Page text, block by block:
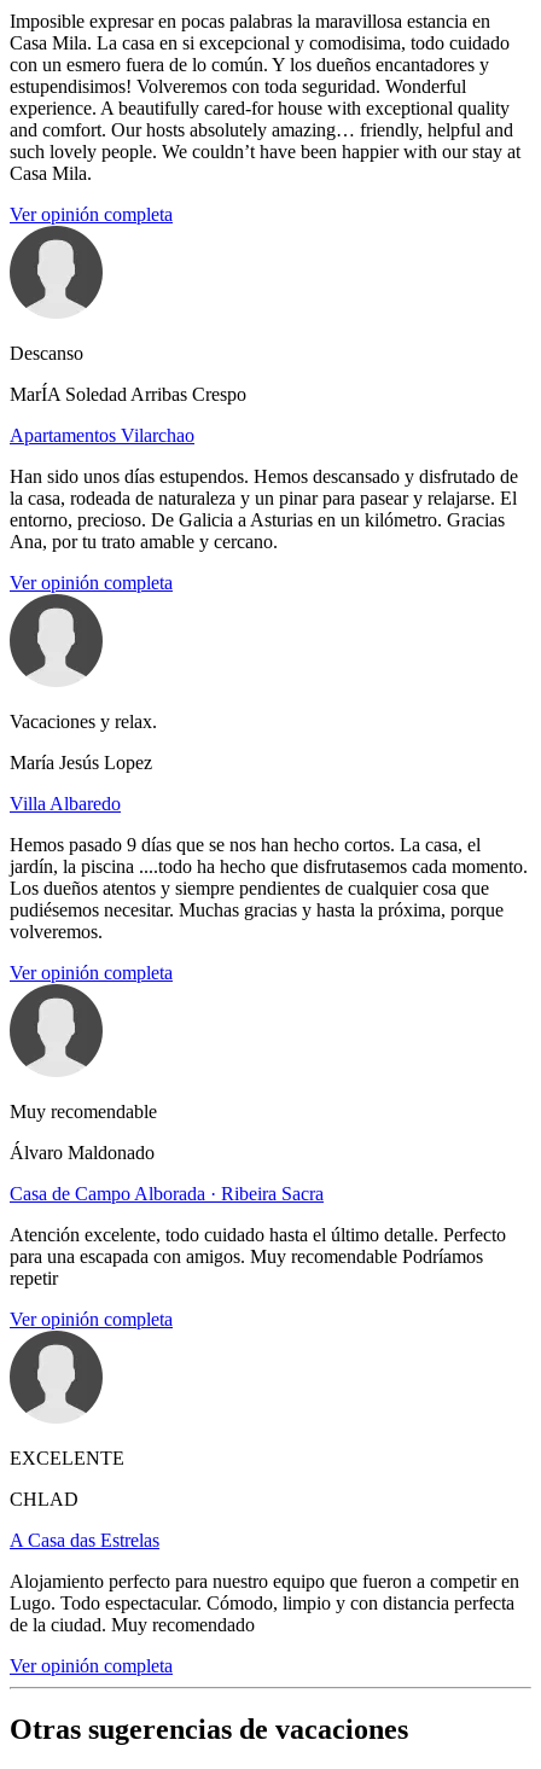
Imposible expresar en pocas palabras la maravillosa estancia en
Casa Mila. La casa en si excepcional y comodisima, todo cuidado
con un esmero fuera de lo común. Y los dueños encantadores y
estupendisimos! Volveremos con toda seguridad. Wonderful
experience. A beautifully cared-for house with exceptional quality
and comfort. Our hosts absolutely amazing… friendly, helpful and
such lovely people. We couldn’t have been happier with our stay at
Casa Mila.
Ver opinión completa
Descanso
MarÍA Soledad Arribas Crespo
Apartamentos Vilarchao
Han sido unos días estupendos. Hemos descansado y disfrutado de
la casa, rodeada de naturaleza y un pinar para pasear y relajarse. El
entorno, precioso. De Galicia a Asturias en un kilómetro. Gracias
Ana, por tu trato amable y cercano.
Ver opinión completa
Vacaciones y relax.
María Jesús Lopez
Villa Albaredo
Hemos pasado 9 días que se nos han hecho cortos. La casa, el
jardín, la piscina ....todo ha hecho que disfrutasemos cada momento.
Los dueños atentos y siempre pendientes de cualquier cosa que
pudiésemos necesitar. Muchas gracias y hasta la próxima, porque
volveremos.
Ver opinión completa
Muy recomendable
Álvaro Maldonado
Casa de Campo Alborada · Ribeira Sacra
Atención excelente, todo cuidado hasta el último detalle. Perfecto
para una escapada con amigos. Muy recomendable Podríamos
repetir
Ver opinión completa
EXCELENTE
CHLAD
A Casa das Estrelas
Alojamiento perfecto para nuestro equipo que fueron a competir en
Lugo. Todo espectacular. Cómodo, limpio y con distancia perfecta
de la ciudad. Muy recomendado
Ver opinión completa
Otras sugerencias de vacaciones